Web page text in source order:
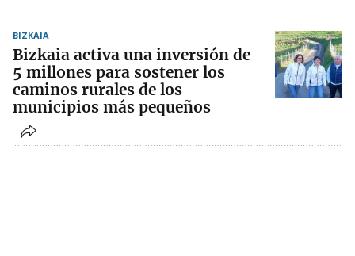
BIZKAIA
Bizkaia activa una inversión de
5 millones para sostener los
caminos rurales de los
municipios más pequeños